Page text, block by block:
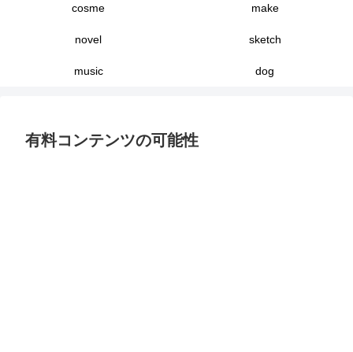
cosme make
novel sketch
music dog
有料コンテンツの可能性